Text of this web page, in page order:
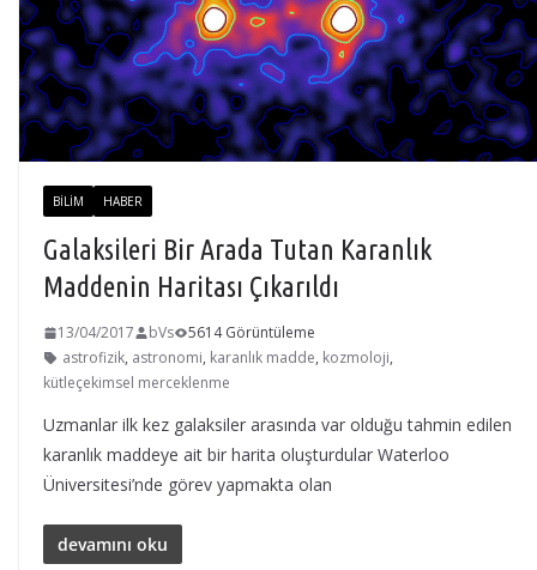
BILIM HABER
Galaksileri Bir Arada Tutan Karanlık
Maddenin Haritası Çıkarıldı
13/04/2017 bVs
5614 Görüntüleme
astrofizik, astronomi, karanlık madde, kozmoloji,
kütleçekimsel merceklenme
Uzmanlar ilk kez galaksiler arasında var olduğu tahmin edilen
karanlık maddeye ait bir harita oluşturdular Waterloo
Üniversitesi’nde görev yapmakta olan
devamını oku